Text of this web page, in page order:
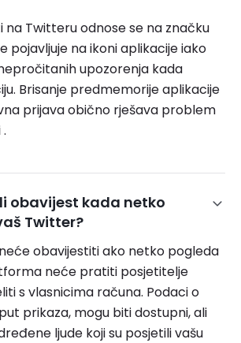
na Twitteru odnose se na značku
pojavljuje na ikoni aplikacije iako
upozorenja kada
Brisanje predmemorije aplikacije
prijava obično rješava problem
obavijest kada netko
Twitter?
obavijestiti ako netko pogleda
neće pratiti posjetitelje
s vlasnicima računa. Podaci o
prikaza, mogu biti dostupni, ali
ljude koji su posjetili vašu